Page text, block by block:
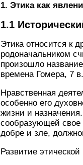
1. Этика как
1.1
Этика относится к
родоначальником
произошло
времена Гомера, 7
Нравственная
особенно его
жизни и
сообразующей свое
добре и зле,
Развитие